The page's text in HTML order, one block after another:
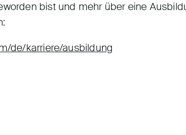
bist und mehr über eine
de/karriere/ausbildung